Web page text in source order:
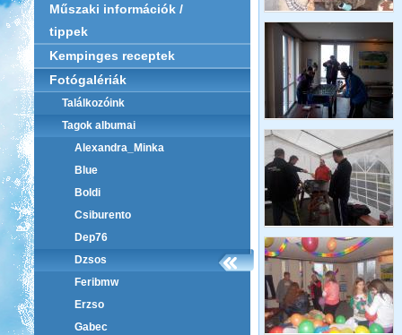
Műszaki információk /
tippek
Kempinges receptek
Fotógalériák
Találkozóink
Tagok albumai
Alexandra_Minka
Blue
Boldi
Csiburento
Dep76
Dzsos
Feribmw
Erzso
Gabec